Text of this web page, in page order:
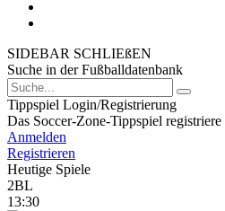
SIDEBAR SCHLIEßEN
Suche in der Fußballdatenbank
Tippspiel Login/Registrierung
Das Soccer-Zone-Tippspiel
Anmelden
Registrieren
Heutige Spiele
2BL
13:30